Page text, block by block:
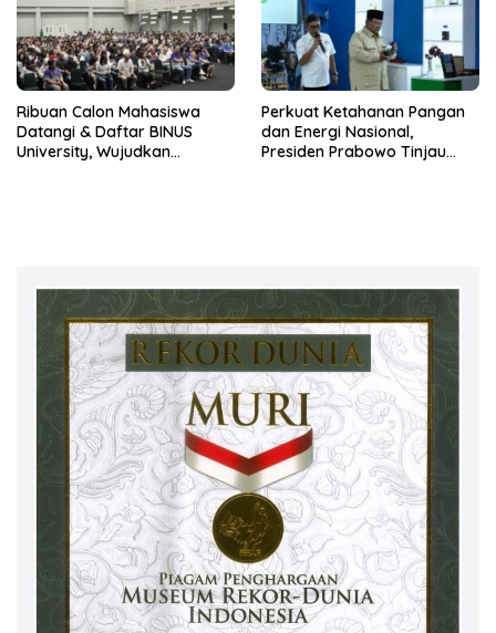
Ribuan Calon Mahasiswa
Datangi & Daftar BINUS
University, Wujudkan
Perkuat Ketahanan Pangan
dan Energi Nasional,
Presiden Prabowo Tinjau